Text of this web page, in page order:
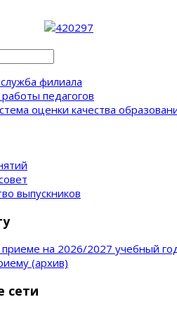
филиала
педагогов
оценки качества
выпускников
на 2026/2027 учебный
(архив)
сети